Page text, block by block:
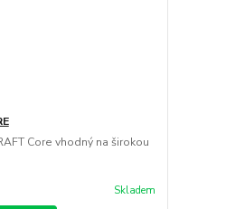
Core vhodný na širokou
Skladem